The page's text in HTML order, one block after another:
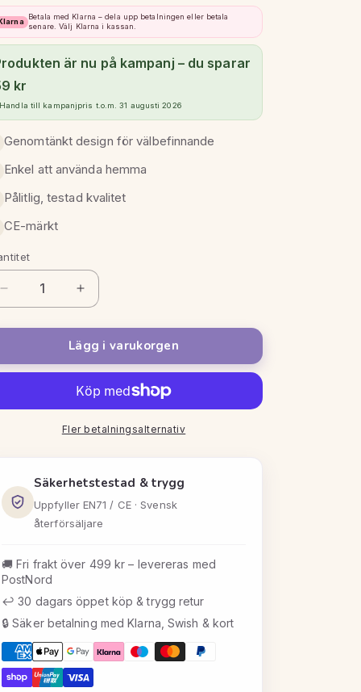
Betala med Klarna – dela upp betalningen eller betala
senare. Välj Klarna i kassan.
är nu på kampanj – du sparar
kr
Handla till kampanjpris t.o.m. 31 augusti 2026
Genomtänkt design för välbefinnande
Enkel att använda hemma
Pålitlig, testad kvalitet
CE-märkt
Minska
kvantitet
för
Pedila
fotfil
förhårdnader
Öka
kvantitet
för
Lanaform
Pedila
Elektrisk
fotfil
för
förhårdnader
Lägg i varukorgen
Fler betalningsalternativ
Säkerhetstestad & trygg
Uppfyller EN71 / CE · Svensk
återförsäljare
🚚 Fri frakt över 499 kr – levereras med
PostNord
↩️ 30 dagars öppet köp & trygg retur
🔒 Säker betalning med Klarna, Swish & kort